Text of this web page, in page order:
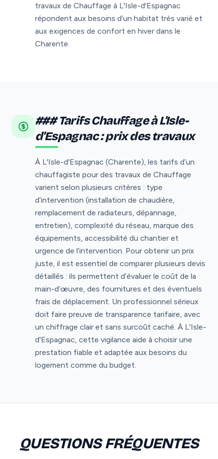
travaux de Chauffage à L'Isle-d'Espagnac
répondent aux besoins d’un habitat très varié et
aux exigences de confort en hiver dans le
Charente.
### Tarifs Chauffage à L'Isle-
d'Espagnac : prix des travaux
À L'Isle-d'Espagnac (Charente), les tarifs d’un
chauffagiste pour des travaux de Chauffage
varient selon plusieurs critères : type
d’intervention (installation de chaudière,
remplacement de radiateurs, dépannage,
entretien), complexité du réseau, marque des
équipements, accessibilité du chantier et
urgence de l’intervention. Pour obtenir un prix
juste, il est essentiel de comparer plusieurs devis
détaillés : ils permettent d’évaluer le coût de la
main-d’œuvre, des fournitures et des éventuels
frais de déplacement. Un professionnel sérieux
doit faire preuve de transparence tarifaire, avec
un chiffrage clair et sans surcoût caché. À L'Isle-
d'Espagnac, cette vigilance aide à choisir une
prestation fiable et adaptée aux besoins du
logement comme du budget.
QUESTIONS FRÉQUENTES